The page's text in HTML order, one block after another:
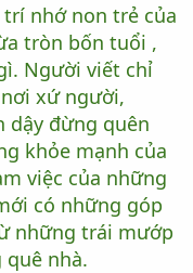
nhớ non trẻ của
tròn bốn tuổi ,
Người viết chỉ
xứ người,
dậy đừng quên
khỏe mạnh của
việc của những
có những góp
những trái mướp
nhà.